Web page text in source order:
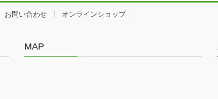
お問い合わせ オンラインショップ
MAP